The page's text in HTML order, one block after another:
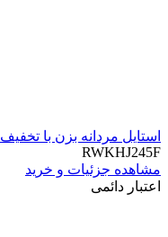
استایل مردانه بزن با تخفیف 200 هزار تومانی دیجی استایل
RWKHJ245F
مشاهده جزئیات و خرید
اعتبار دائمی